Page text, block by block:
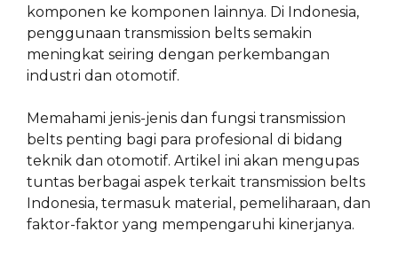
komponen ke komponen lainnya. Di Indonesia,
penggunaan transmission belts semakin
meningkat seiring dengan perkembangan
industri dan otomotif.
Memahami jenis-jenis dan fungsi transmission
belts penting bagi para profesional di bidang
teknik dan otomotif. Artikel ini akan mengupas
tuntas berbagai aspek terkait transmission belts
Indonesia, termasuk material, pemeliharaan, dan
faktor-faktor yang mempengaruhi kinerjanya.